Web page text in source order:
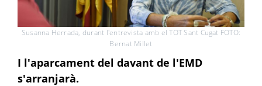
Susanna Herrada, durant l'entrevista amb el TOT Sant Cugat FOTO:
Bernat Millet
I l'aparcament del davant de l'EMD
s'arranjarà.